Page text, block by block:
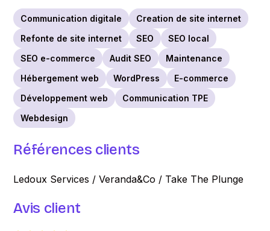
Communication digitale
Creation de site internet
Refonte de site internet
SEO
SEO local
SEO e-commerce
Audit SEO
Maintenance
Hébergement web
WordPress
E-commerce
Développement web
Communication TPE
Webdesign
Références clients
Ledoux Services / Veranda&Co / Take The Plunge
Avis client